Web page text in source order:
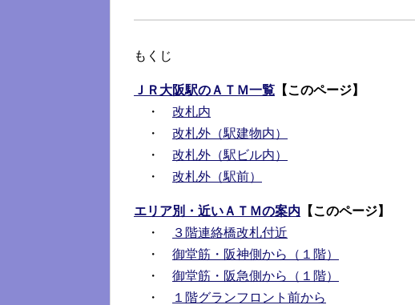
もくじ
ＪＲ大阪駅のＡＴＭ一覧 【このページ】
・ 改札内
・ 改札外（駅建物内）
・ 改札外（駅ビル内）
・ 改札外（駅前）
エリア別・近いＡＴＭの案内 【このページ】
・
３階連絡橋改札付近
・ 御堂筋・阪神側から（１階）
・ 御堂筋・阪急側から（１階）
・
１階グランフロント前から